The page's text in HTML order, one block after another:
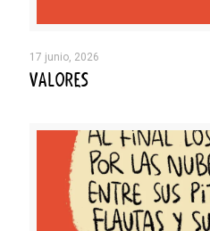
17 junio, 2026
VALORES